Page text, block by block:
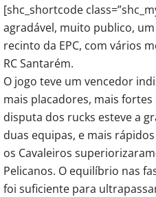
[shc_shortcode
agradável, muito publico,
recinto da EPC, com vários
RC Santarém.
O jogo teve um vencedor
mais placadores, mais
disputa dos rucks esteve a
duas equipas, e mais
os Cavaleiros
Pelicanos. O equilíbrio nas
foi suficiente para